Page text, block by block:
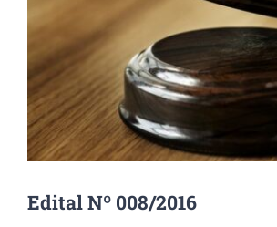
Edital Nº 008/2016